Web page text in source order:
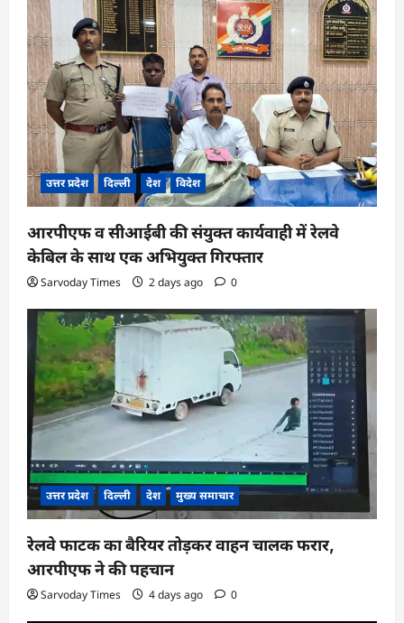
उत्तर प्रदेश दिल्ली देश विदेश
आरपीएफ व सीआईबी की संयुक्त कार्यवाही में रेलवे
केबिल के साथ एक अभियुक्त गिरफ्तार
Sarvoday Times 2 days ago 0
उत्तर प्रदेश दिल्ली देश मुख्य समाचार
रेलवे फाटक का बैरियर तोड़कर वाहन चालक फरार,
आरपीएफ ने की पहचान
Sarvoday Times 4 days ago 0